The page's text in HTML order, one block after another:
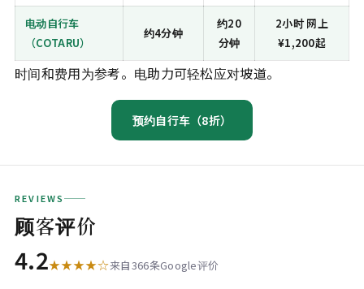
电动自行车
（COTARU）
约4分钟
约20
分钟
2小时 网上
¥1,200起
时间和费用为参考。电助力可轻松应对坡道。
预约自行车（8折）
REVIEWS
顾客评价
4.2★★★★☆来自366条Google评价